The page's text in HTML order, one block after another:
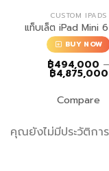
CUSTOM IPADS
แท็บเล็ต iPad Mini
BUY NOW
฿494,000 –
฿4,875,000
Compare
คุณยังไม่มีประวัติกา